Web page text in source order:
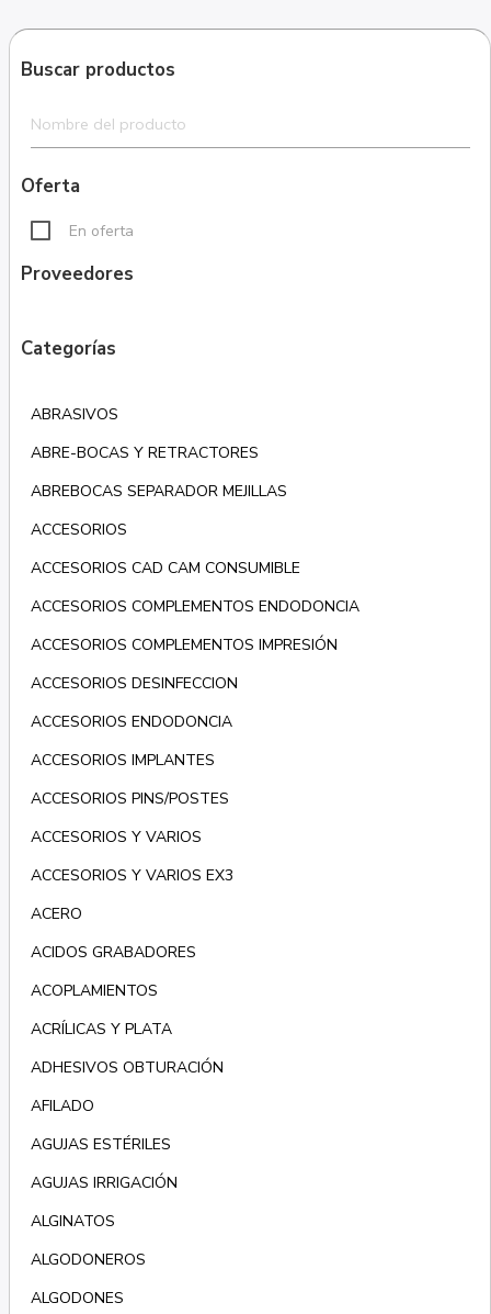
Buscar productos
Oferta
En oferta
Proveedores
Categorías
ABRASIVOS
ABRE-BOCAS Y RETRACTORES
ABREBOCAS SEPARADOR MEJILLAS
ACCESORIOS
ACCESORIOS CAD CAM CONSUMIBLE
ACCESORIOS COMPLEMENTOS ENDODONCIA
ACCESORIOS COMPLEMENTOS IMPRESIÓN
ACCESORIOS DESINFECCION
ACCESORIOS ENDODONCIA
ACCESORIOS IMPLANTES
ACCESORIOS PINS/POSTES
ACCESORIOS Y VARIOS
ACCESORIOS Y VARIOS EX3
ACERO
ACIDOS GRABADORES
ACOPLAMIENTOS
ACRÍLICAS Y PLATA
ADHESIVOS OBTURACIÓN
AFILADO
AGUJAS ESTÉRILES
AGUJAS IRRIGACIÓN
ALGINATOS
ALGODONEROS
ALGODONES